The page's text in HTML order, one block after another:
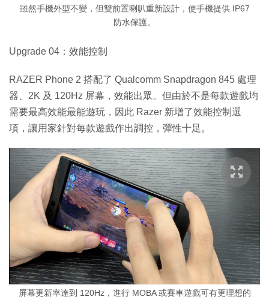
雖然手機外型不變，但雙前置喇叭重新設計，使手機提供 IP67
防水保護。
Upgrade 04：效能控制
RAZER Phone 2 搭配了 Qualcomm Snapdragon 845 處理
器、2K 及 120Hz 屏幕，效能出眾。但由於不是每款遊戲均
需要最高效能最能遊玩，因此 Razer 新增了效能控制選
項，讓用家針對每款遊戲作出調控，彈性十足。
屏幕更新率達到 120Hz，進行 MOBA 或賽車遊戲可有更理想的